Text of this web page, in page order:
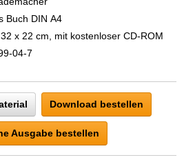
Zeigen Sie mit der Maus hierhin, um
Buch DIN A4
x 22 cm, mit kostenloser CD-ROM
04-7
Download bestellen
Ausgabe bestellen